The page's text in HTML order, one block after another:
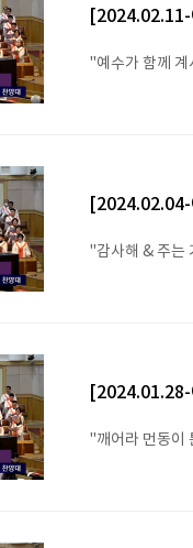
[2024.02.11-
"예수가 함께 계
[2024.02.04-
"감사해 & 주는
[2024.01.28-
"깨어라 먼동이